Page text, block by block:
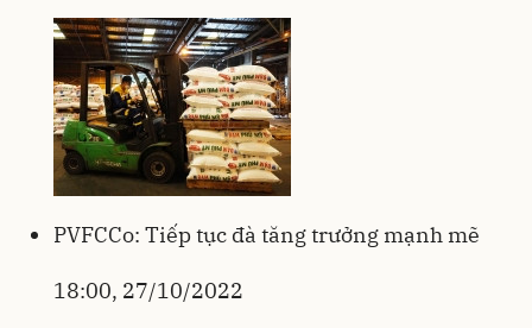
PVFCCo: Tiếp tục đà tăng trưởng mạnh mẽ
18:00, 27/10/2022